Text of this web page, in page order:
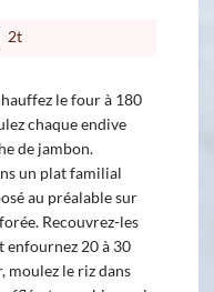
2t
le four à 180
chaque endive
de jambon.
un plat familial
au préalable sur
Recouvrez-les
enfournez 20 à 30
moulez le riz dans